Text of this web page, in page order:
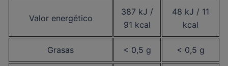
Valor energético
387 kJ /
91 kcal
48 kJ / 11
kcal
Grasas < 0,5 g < 0,5 g